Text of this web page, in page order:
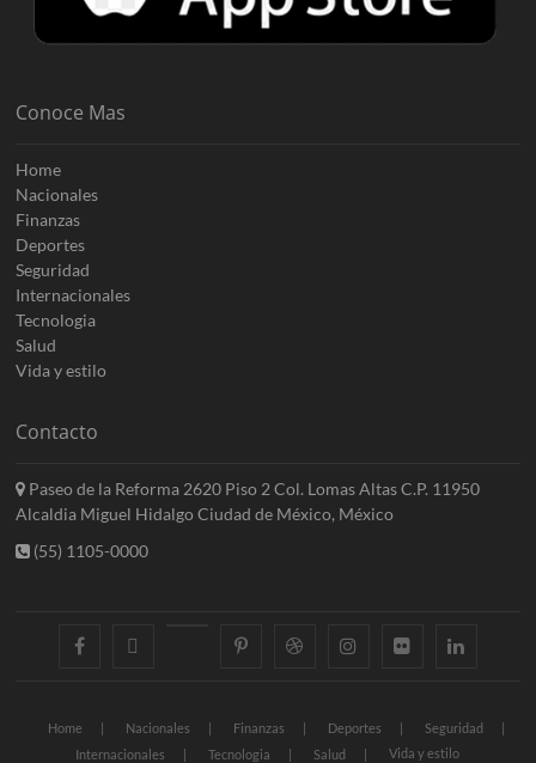
Conoce Mas
Home
Nacionales
Finanzas
Deportes
Seguridad
Internacionales
Tecnologia
Salud
Vida y estilo
Contacto
Paseo de la Reforma 2620 Piso 2 Col. Lomas Altas C.P. 11950
Alcaldia Miguel Hidalgo Ciudad de México, México
(55) 1105-0000
facebook googlepluspinterestdribbble instagramflickr linkedin
Home Nacionales Finanzas Deportes
Seguridad
Internacionales
Tecnologia Salud Vida y estilo